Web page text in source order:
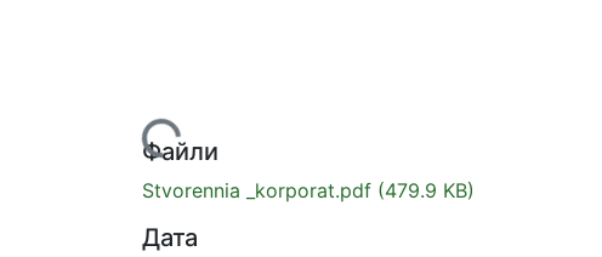
Вантажиться...Файли
Stvorennia _korporat.pdf (479.9 KB)
Дата